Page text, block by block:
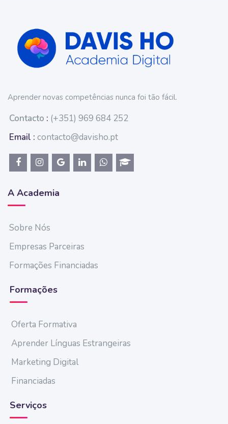
Aprender novas competências nunca foi tão fácil.
Contacto : (+351) 969 684 252
Email : contacto@davisho.pt
A Academia
Sobre Nós
Empresas Parceiras
Formações Financiadas
Formações
Oferta Formativa
Aprender Línguas Estrangeiras
Marketing Digital
Financiadas
Serviços